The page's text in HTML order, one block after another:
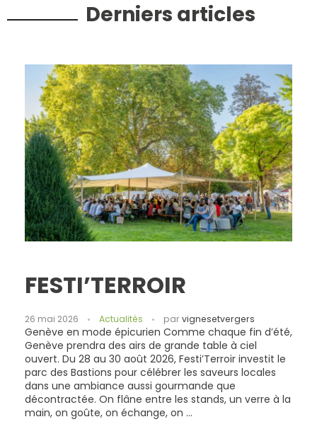
Derniers articles
FESTI’TERROIR
26 mai 2026 Actualités par vignesetvergers
Genève en mode épicurien Comme chaque fin d’été,
Genève prendra des airs de grande table à ciel
ouvert. Du 28 au 30 août 2026, Festi’Terroir investit le
parc des Bastions pour célébrer les saveurs locales
dans une ambiance aussi gourmande que
décontractée. On flâne entre les stands, un verre à la
main, on goûte, on échange, on ...